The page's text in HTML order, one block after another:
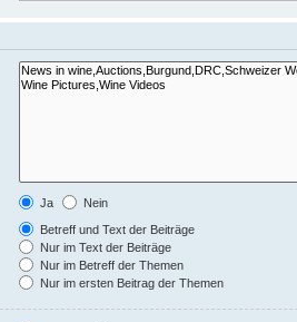
Ja
Nein
Betreff und Text der Beiträge
Nur im Text der Beiträge
Nur im Betreff der Themen
Nur im ersten Beitrag der Themen